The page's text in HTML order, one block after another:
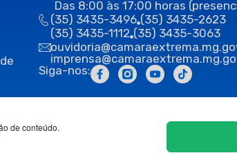
de conteúdo.
Das 8:00 às 17:00 horas
(35) 3435-3496 (35) 3435-2623
(35) 3435-1112 (35) 3435-3063
Siga-nos: